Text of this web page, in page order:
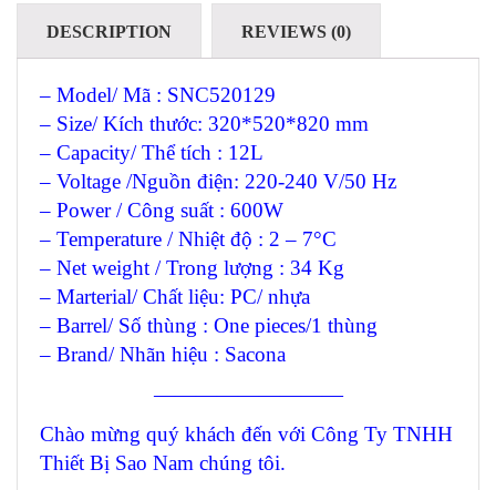
DESCRIPTION REVIEWS (0)
– Model/ Mã : SNC520129
– Size/ Kích thước: 320*520*820 mm
– Capacity/ Thể tích : 12L
– Voltage /Nguồn điện: 220-240 V/50 Hz
– Power / Công suất : 600W
– Temperature / Nhiệt độ : 2 – 7°C
– Net weight / Trong lượng : 34 Kg
– Marterial/ Chất liệu: PC/ nhựa
– Barrel/ Số thùng : One pieces/1 thùng
– Brand/ Nhãn hiệu : Sacona
—————————
Chào mừng quý khách đến với Công Ty TNHH
Thiết Bị Sao Nam chúng tôi.